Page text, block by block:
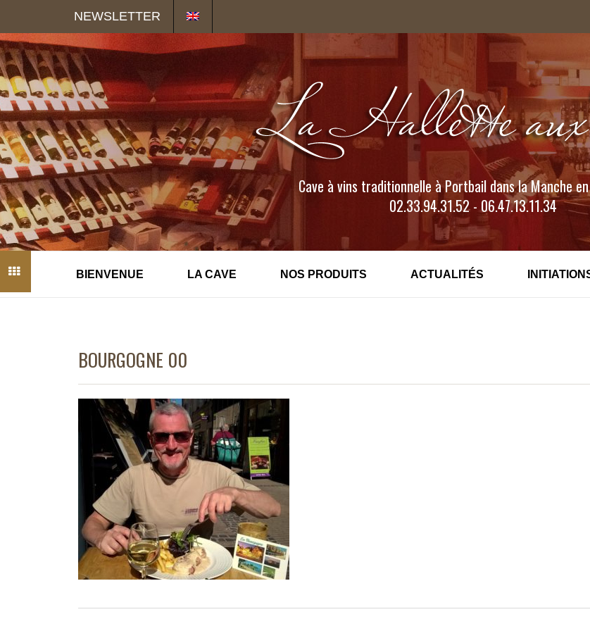
NEWSLETTER
Cave à vins traditionnelle à Portbail dans la Manche
02.33.94.31.52 - 06.47.13.11.34
BIENVENUE LA CAVE NOS PRODUITS ACTUALITÉS
BOURGOGNE 00
Panneau de gestion des cookies